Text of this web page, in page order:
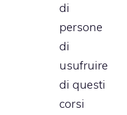
di
persone
di
usufruire
di questi
corsi